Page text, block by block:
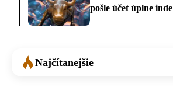
pošle účet úplne inde
Najčítanejšie